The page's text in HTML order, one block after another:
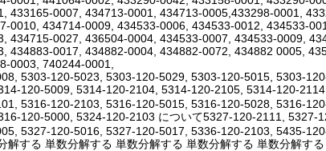
433165-0007, 434713-0001, 434713-0005,433298-0001,
0010, 434714-0009, 434533-0006, 434533-0012, 434533-
434715-0027, 436504-0004, 434533-0007, 434533-0009,
434883-0017, 434882-0004, 434882-0072, 434882 0005,
0003, 740244-0001,
5303-120-5023, 5303-120-5029, 5303-120-5015, 5303-
120-5009, 5314-120-2104, 5314-120-2105, 5314-120-
5316-120-2103, 5316-120-5015, 5316-120-5028, 5316-
120-5000, 5324-120-2103 について5327-120-2111, 5327-
5327-120-5016, 5327-120-5017, 5336-120-2103, 5435-
解する 単数分解する 単数分解する 単数分解する 単数分解す